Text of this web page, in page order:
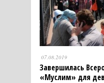
07.08.2019
Завершилась
«Муслим» для